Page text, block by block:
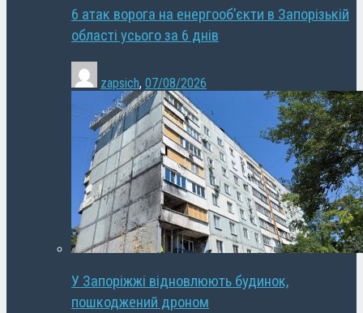
6 атак ворога на енергооб’єкти в Запорізькій
області усього за 6 днів
zapsich, 07/08/2026
У Запоріжжі відновлюють будинок,
пошкоджений дроном